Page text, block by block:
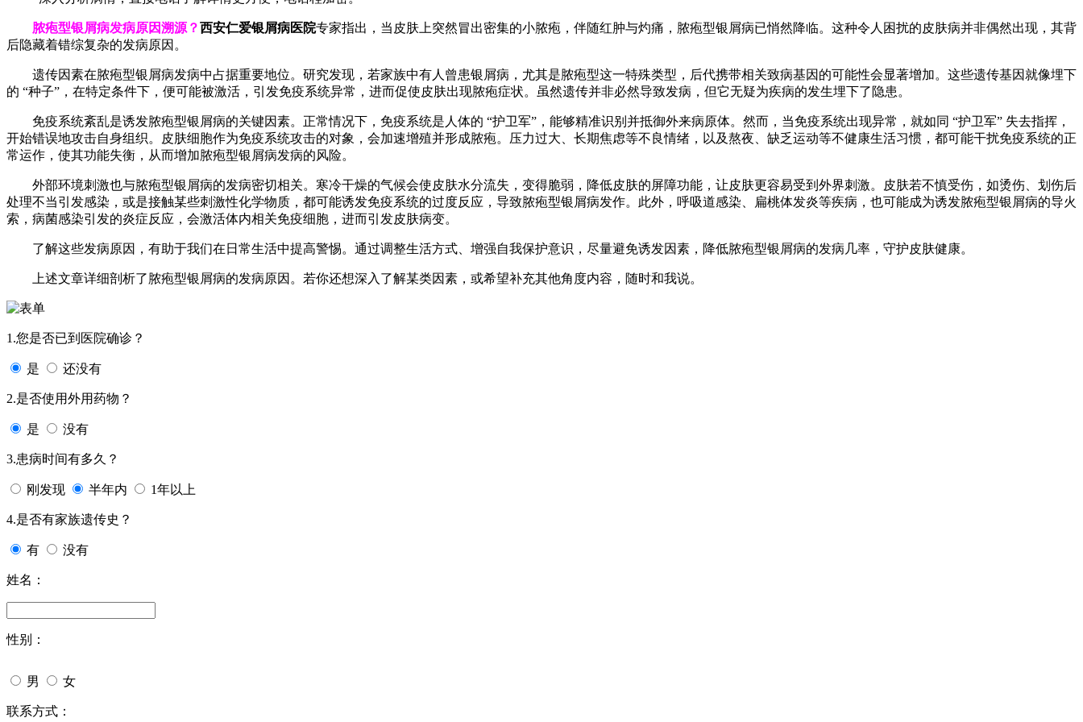
脓疱型银屑病发病原因溯源​？西安仁爱银屑病医院专家指出，当皮肤上突然冒出密集的小脓疱，伴随红肿与灼痛，脓疱型银屑病已悄然降临。这种令人困扰的皮肤病并非偶然出现，其背
后隐藏着错综复杂的发病原因。​
遗传因素在脓疱型银屑病发病中占据重要地位。研究发现，若家族中有人曾患银屑病，尤其是脓疱型这一特殊类型，后代携带相关致病基因的可能性会显著增加。这些遗传基因就像埋下
的 “种子”，在特定条件下，便可能被激活，引发免疫系统异常，进而促使皮肤出现脓疱症状。虽然遗传并非必然导致发病，但它无疑为疾病的发生埋下了隐患。​
免疫系统紊乱是诱发脓疱型银屑病的关键因素。正常情况下，免疫系统是人体的 “护卫军”，能够精准识别并抵御外来病原体。然而，当免疫系统出现异常，就如同 “护卫军” 失去指挥，
开始错误地攻击自身组织。皮肤细胞作为免疫系统攻击的对象，会加速增殖并形成脓疱。压力过大、长期焦虑等不良情绪，以及熬夜、缺乏运动等不健康生活习惯，都可能干扰免疫系统的正
常运作，使其功能失衡，从而增加脓疱型银屑病发病的风险。​
外部环境刺激也与脓疱型银屑病的发病密切相关。寒冷干燥的气候会使皮肤水分流失，变得脆弱，降低皮肤的屏障功能，让皮肤更容易受到外界刺激。皮肤若不慎受伤，如烫伤、划伤后
处理不当引发感染，或是接触某些刺激性化学物质，都可能诱发免疫系统的过度反应，导致脓疱型银屑病发作。此外，呼吸道感染、扁桃体发炎等疾病，也可能成为诱发脓疱型银屑病的导火
索，病菌感染引发的炎症反应，会激活体内相关免疫细胞，进而引发皮肤病变。​
了解这些发病原因，有助于我们在日常生活中提高警惕。通过调整生活方式、增强自我保护意识，尽量避免诱发因素，降低脓疱型银屑病的发病几率，守护皮肤健康。​
上述文章详细剖析了脓疱型银屑病的发病原因。若你还想深入了解某类因素，或希望补充其他角度内容，随时和我说。​
1.您是否已到医院确诊？
是 还没有
2.是否使用外用药物？
是 没有
3.患病时间有多久？
刚发现 半年内 1年以上
4.是否有家族遗传史？
有 没有
姓名：
性别：
男 女
联系方式：